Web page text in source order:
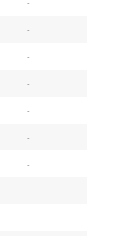
-
-
-
-
-
-
-
-